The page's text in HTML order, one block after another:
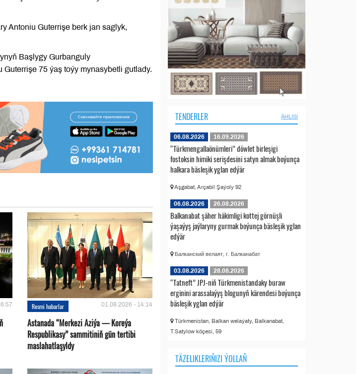
Antoniu Guterrişe berk jan saglyk,
Başlygy Gurbanguly
75 ýaş toýy mynasybetli gutlady.
Resmi habarlar 01.08.2026 - 14:14
Astanada “Merkezi Aziýa — Koreýa
Respublikasy” sammitiniň gün tertibi
maslahatlaşyldy
TENDERLER ÄHLISI
06.08.2026 16.09.2026
“Türkmengallaönümleri” döwlet birleşigi
fostoksin himiki serişdesini satyn almak boýunça
halkara bäsleşik yglan edýär
Aşgabat, Arçabil Şaýoly 92
06.08.2026 26.08.2026
Balkanabat şäher häkimligi kottej görnüşli
ýaşaýyş jaýlaryny gurmak boýunça bäsleşik yglan
edýär
Балканский велаят, г. Балканабат
03.08.2026 28.08.2026
“Tatneft” JPJ-niň Türkmenistandaky buraw
erginini arassalaýyş blogunyň kärendesi boýunça
bäsleşik yglan edýär
Türkmenistan, Balkan welaýaty, Balkanabat,
T.Satylow köçesi, 59
TÄZELIKLERIŇIZI ÝOLLAŇ